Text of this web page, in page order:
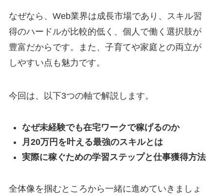
なぜなら、Web業界は成長市場であり、スキル習
得のハードルが比較的低く、個人で働く選択肢が
豊富だからです。また、子育てや家庭との両立が
しやすい点も魅力です。
今回は、以下3つの軸で解説します。
なぜ未経験でも在宅ワークで稼げるのか
月20万円を叶える最強のスキルとは
実際に稼ぐための学習ステップと仕事獲得方法
全体像を掴むところから一緒に進めていきましょ